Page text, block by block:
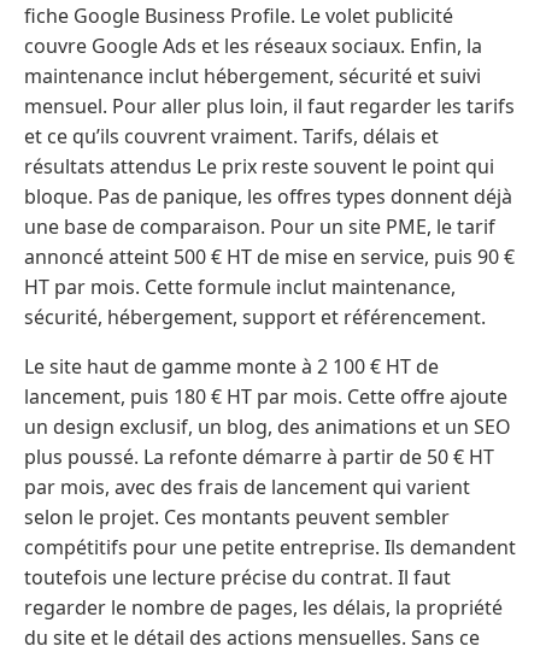
fiche Google Business Profile. Le volet publicité
couvre Google Ads et les réseaux sociaux. Enfin, la
maintenance inclut hébergement, sécurité et suivi
mensuel. Pour aller plus loin, il faut regarder les tarifs
et ce qu’ils couvrent vraiment. Tarifs, délais et
résultats attendus Le prix reste souvent le point qui
bloque. Pas de panique, les offres types donnent déjà
une base de comparaison. Pour un site PME, le tarif
annoncé atteint 500 € HT de mise en service, puis 90 €
HT par mois. Cette formule inclut maintenance,
sécurité, hébergement, support et référencement.
Le site haut de gamme monte à 2 100 € HT de
lancement, puis 180 € HT par mois. Cette offre ajoute
un design exclusif, un blog, des animations et un SEO
plus poussé. La refonte démarre à partir de 50 € HT
par mois, avec des frais de lancement qui varient
selon le projet. Ces montants peuvent sembler
compétitifs pour une petite entreprise. Ils demandent
toutefois une lecture précise du contrat. Il faut
regarder le nombre de pages, les délais, la propriété
du site et le détail des actions mensuelles. Sans ce